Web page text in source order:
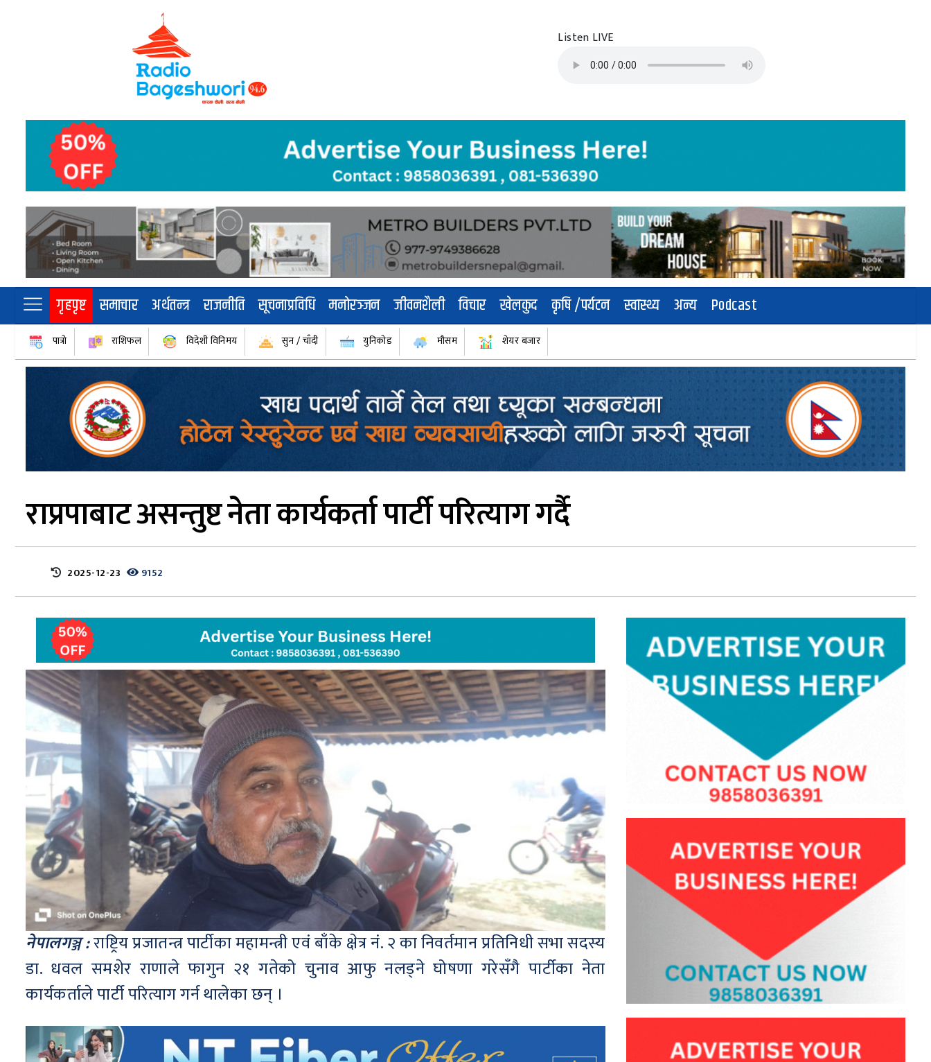
Listen LIVE
गृहपृष्ट समाचार अर्थतन्त्र राजनीति सूचनाप्रविधि मनोरञ्जन जीवनशैली विचार खेलकुद कृषि /पर्यटन स्वास्थ्य अन्य Podcast
पात्रो राशिफल विदेशी विनिमय सुन / चाँदी युनिकोड मौसम शेयर बजार
राप्रपाबाट असन्तुष्ट नेता कार्यकर्ता पार्टी परित्याग गर्दै
2025-12-23 9152
नेपालगञ्ज :राष्ट्रिय प्रजातन्त्र पार्टीका महामन्त्री एवं बाँके क्षेत्र नं. २ का निवर्तमान प्रतिनिधी सभा सदस्य
डा. धवल समशेर राणाले फागुन २१ गतेको चुनाव आफु नलड्ने घोषणा गरेसँगै पार्टीका नेता
कार्यकर्ताले पार्टी परित्याग गर्न थालेका छन् ।